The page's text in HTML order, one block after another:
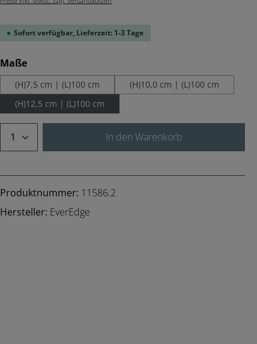
Sofort verfügbar, Lieferzeit: 1-3 Tage
Maßeauswählen
(H)7,5 cm | (L)100 cm
(H)10,0 cm | (L)100 cm
(H)12,5 cm | (L)100 cm
Produkt Anzahl: Gib den
In den Warenkorb
Produktnummer: 11586.2
Hersteller: EverEdge